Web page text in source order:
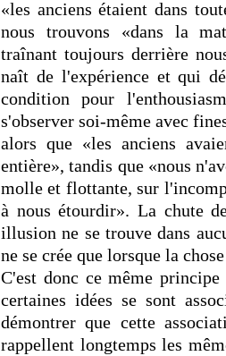
«les anciens étaient dans
nous trouvons «dans la
traînant toujours derrière
naît de l'expérience et qui
condition pour
s'observer soi-même avec
alors que «les anciens
entière», tandis que «nous
molle et flottante, sur
à nous étourdir». La chute
illusion ne se trouve dans
ne se crée que lorsque la
C'est donc ce même
certaines idées se sont
démontrer que cette
rappellent longtemps les